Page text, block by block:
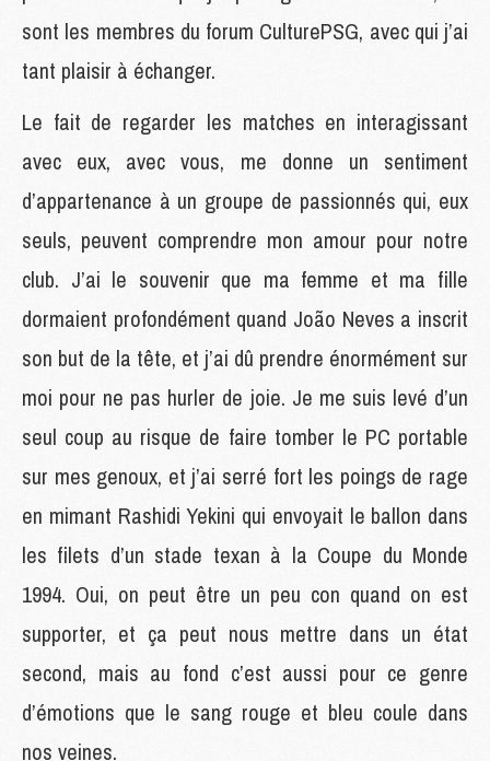
sont les membres du forum CulturePSG, avec qui j’ai
tant plaisir à échanger.
Le fait de regarder les matches en interagissant
avec eux, avec vous, me donne un sentiment
d’appartenance à un groupe de passionnés qui, eux
seuls, peuvent comprendre mon amour pour notre
club. J’ai le souvenir que ma femme et ma fille
dormaient profondément quand João Neves a inscrit
son but de la tête, et j’ai dû prendre énormément sur
moi pour ne pas hurler de joie. Je me suis levé d’un
seul coup au risque de faire tomber le PC portable
sur mes genoux, et j’ai serré fort les poings de rage
en mimant Rashidi Yekini qui envoyait le ballon dans
les filets d’un stade texan à la Coupe du Monde
1994. Oui, on peut être un peu con quand on est
supporter, et ça peut nous mettre dans un état
second, mais au fond c’est aussi pour ce genre
d’émotions que le sang rouge et bleu coule dans
nos veines.